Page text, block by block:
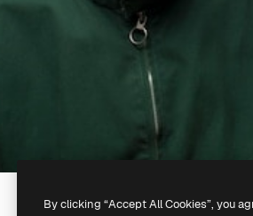
By clicking “Accept All Cookies”, you